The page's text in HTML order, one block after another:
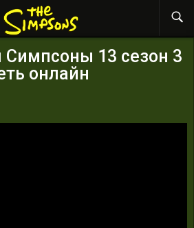
Симпсоны 13 сезон 3
онлайн